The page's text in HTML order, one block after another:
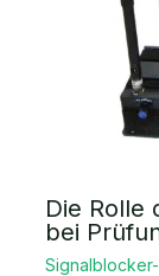
Die Rolle
bei